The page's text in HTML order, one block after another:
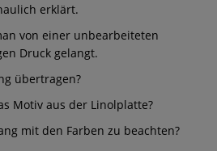
erklärt.
von einer unbearbeiteten
Druck gelangt.
übertragen?
Motiv aus der Linolplatte?
mit den Farben zu beachten?